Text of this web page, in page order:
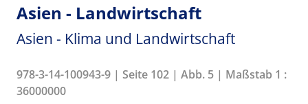
Asien - Landwirtschaft
Asien - Klima und Landwirtschaft
978-3-14-100943-9 | Seite 102 | Abb. 5 | Maßstab 1 :
36000000